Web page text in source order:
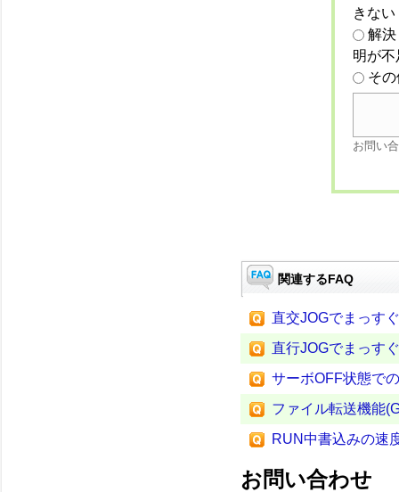
きない
解
明が
そ
お問い
関連するFAQ
直交JOGでまっす
直行JOGでまっす
サーボOFF状態で
ファイル転送機能
RUN中書込みの速
お問い合わせ